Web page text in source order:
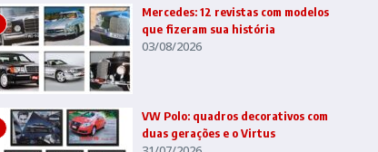
Mercedes: 12 revistas com modelos
que fizeram sua história
03/08/2026
VW Polo: quadros decorativos com
duas gerações e o Virtus